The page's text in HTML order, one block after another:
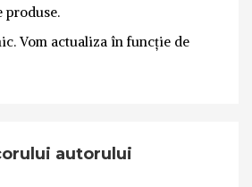
produse.
Vom actualiza în funcție de
autorului